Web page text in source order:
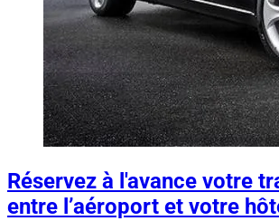
Réservez à l'avance votre
entre l’aéroport et votre